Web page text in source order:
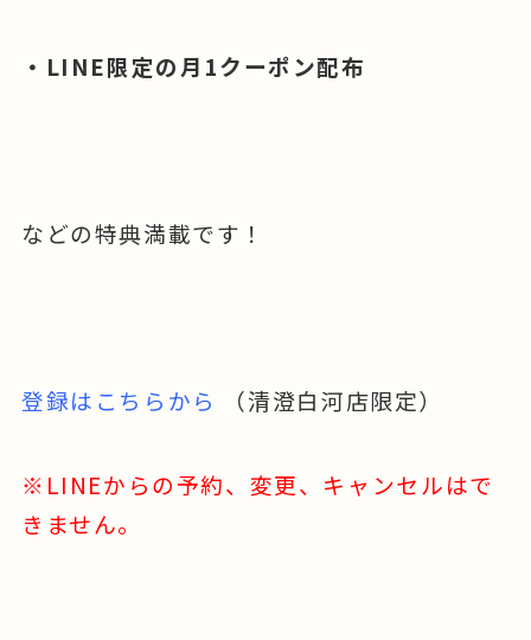
・LINE限定の月1クーポン配布
などの特典満載です！
登録はこちらから （清澄白河店限定）
※LINEからの予約、変更、キャンセルはで
きません。